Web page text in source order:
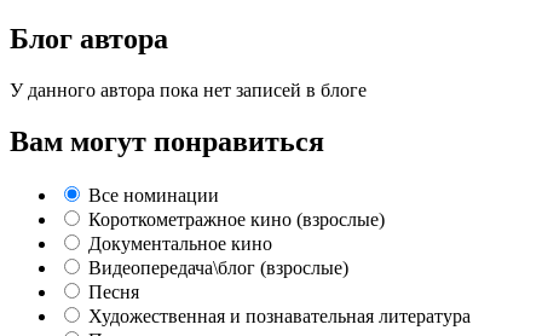
Блог автора
У данного автора пока нет записей в блоге
Вам могут понравиться
Все номинации
Короткометражное кино (взрослые)
Документальное кино
Видеопередача\блог (взрослые)
Песня
Художественная и познавательная литература